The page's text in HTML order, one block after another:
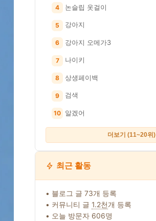
4 논슬립 옷걸이
5 강아지
6 강아지 오메가3
7 나이키
8 상생페이백
9 검색
10 알겠어
더보기 (11~20위)
최근 활동
• 블로그 글 73개 등록
• 커뮤니티 글 1.2천개 등록
• 오늘 방문자 606명